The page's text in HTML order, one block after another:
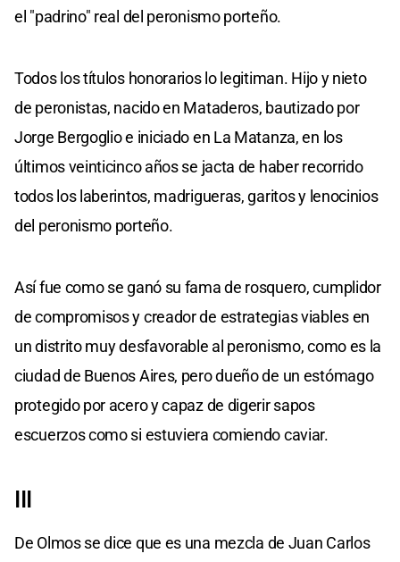
el "padrino" real del peronismo porteño.
Todos los títulos honorarios lo legitiman. Hijo y nieto
de peronistas, nacido en Mataderos, bautizado por
Jorge Bergoglio e iniciado en La Matanza, en los
últimos veinticinco años se jacta de haber recorrido
todos los laberintos, madrigueras, garitos y lenocinios
del peronismo porteño.
Así fue como se ganó su fama de rosquero, cumplidor
de compromisos y creador de estrategias viables en
un distrito muy desfavorable al peronismo, como es la
ciudad de Buenos Aires, pero dueño de un estómago
protegido por acero y capaz de digerir sapos
escuerzos como si estuviera comiendo caviar.
III
De Olmos se dice que es una mezcla de Juan Carlos